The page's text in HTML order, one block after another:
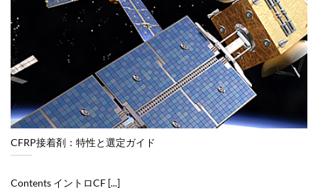
CFRP接着剤：特性と選定ガイド
Contents イントロCF [...]